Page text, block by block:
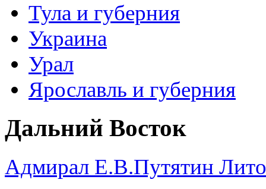
Тула и губерния
Украина
Урал
Ярославль и губерния
Дальний Восток
Адмирал Е.В.Путятин